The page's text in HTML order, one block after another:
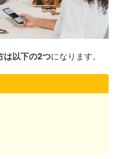
は以下の2つになります。